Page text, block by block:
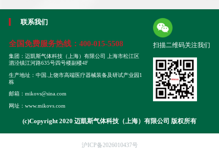
联系我们
全国免费服务热线： 400-015-5508
集团：迈凱斯气体科技（上海）有限公司 上海市松江区
泗泾镇江河路635号四号楼副楼4F
生产地址：中国.上饶市高端医疗器械装备及研试产业园1
栋
邮箱：mikovs@sina.com
网址：www.mikovs.com
扫描二维码关注我们
(c)Copyright 2020 迈凱斯气体科技（上海）有限公司 版权所有
沪ICP备2026010437号